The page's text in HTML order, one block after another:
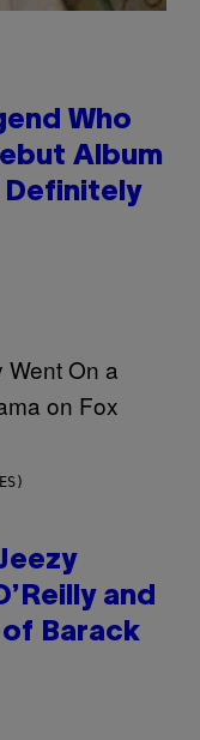
Who
Album
Definitely
and
of Barack